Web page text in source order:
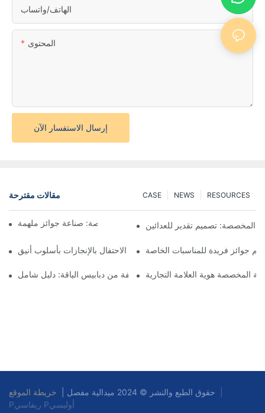
الهاتف/واتساب
المحتوى
إرسال الاستفسار الآن
مقالات مقترحة RESOURCES
NEWS
CASE
فن صنع الميداليات المخصصة: صناعة جوائز ملهمةالمخصصة: تصميم تقدير للعدائين
ميداليات الجوائز المخصصة: الاحتفال بالإنجازات بأسلوب أنيق
جوائز فريدة للمناسبات الخاصة
فهم أنواع مختلفة من دبابيس الياقة: دليل شاملالمخصصة هوية العلامة التجارية
حقوق الطبع والنشر © 2024 ميدالية مفصل |
Pريفاسي Pأوليسي